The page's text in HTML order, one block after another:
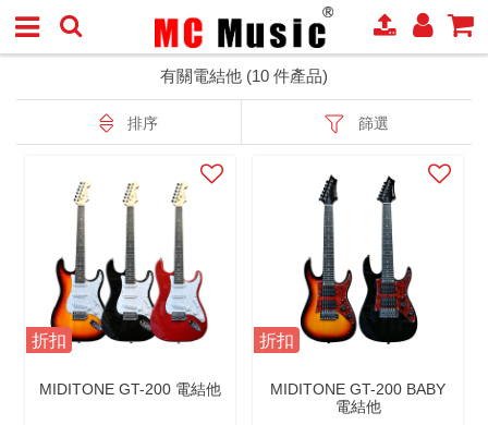
有關電結他 (10 件產品)
排序 篩選
折扣
MIDITONE GT-200 電結他
折扣
MIDITONE GT-200 BABY
電結他